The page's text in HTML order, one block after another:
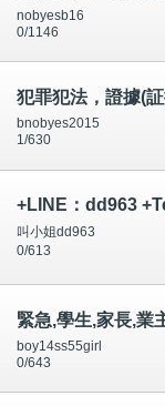
nobyesb16
0/1146
bnobyes2015
1/630
叫小姐dd963
0/613
boy14ss55girl
0/643